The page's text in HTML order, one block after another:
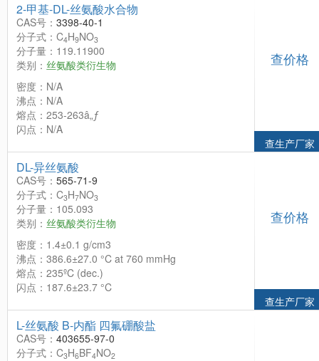
2-甲基-DL-丝氨酸水合物
CAS号： 3398-40-1
分子式：C4H9NO3
分子量：119.11900
类别： 丝氨酸类衍生物
密度：N/A
沸点：N/A
熔点：253-263â„ƒ
闪点：N/A
查价格
查生产厂家
DL-异丝氨酸
CAS号： 565-71-9
分子式：C3H7NO3
分子量：105.093
类别： 丝氨酸类衍生物
密度：1.4±0.1 g/cm3
沸点：386.6±27.0 °C at 760 mmHg
熔点：235ºC (dec.)
闪点：187.6±23.7 °C
查价格
查生产厂家
L-丝氨酸 Β-内酯 四氟硼酸盐
CAS号： 403655-97-0
分子式：C3H6BF4NO2